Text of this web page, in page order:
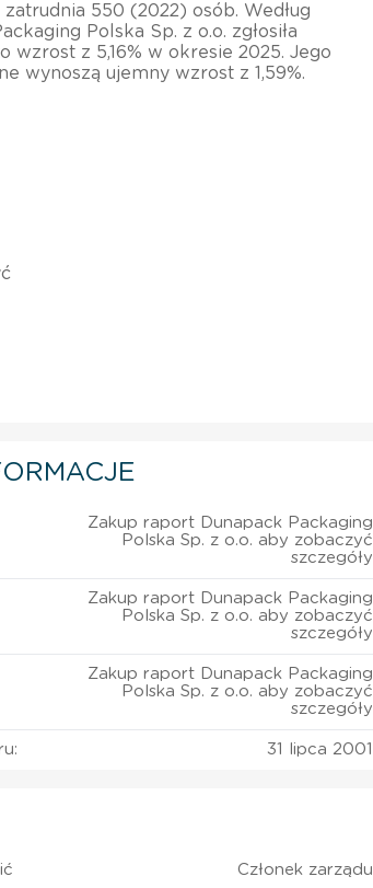
550 (2022) osób. Według
Polska Sp. z o.o. zgłosiła
wzrost z 5,16% w okresie 2025. Jego
wynoszą ujemny wzrost z 1,59%.
Zakup raport Dunapack Packaging
Polska Sp. z o.o. aby zobaczyć
szczegóły
Zakup raport Dunapack Packaging
Polska Sp. z o.o. aby zobaczyć
szczegóły
Zakup raport Dunapack Packaging
Polska Sp. z o.o. aby zobaczyć
szczegóły
31 lipca 2001
Członek zarządu